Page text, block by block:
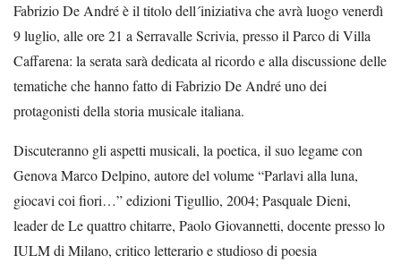
Fabrizio De André è il titolo dell´iniziativa che avrà luogo venerdì
9 luglio, alle ore 21 a Serravalle Scrivia, presso il Parco di Villa
Caffarena: la serata sarà dedicata al ricordo e alla discussione delle
tematiche che hanno fatto di Fabrizio De André uno dei
protagonisti della storia musicale italiana.
Discuteranno gli aspetti musicali, la poetica, il suo legame con
Genova Marco Delpino, autore del volume “Parlavi alla luna,
giocavi coi fiori…” edizioni Tigullio, 2004; Pasquale Dieni,
leader de Le quattro chitarre, Paolo Giovannetti, docente presso lo
IULM di Milano, critico letterario e studioso di poesia